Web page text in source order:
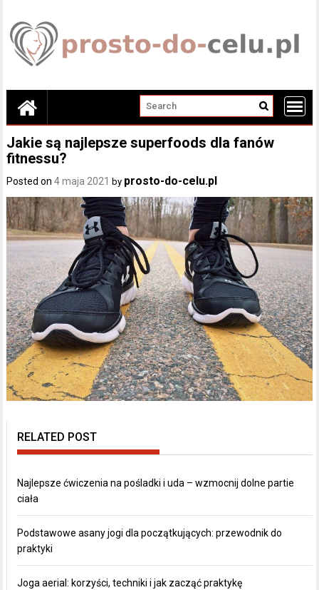
content
Jakie są najlepsze superfoods dla fanów
fitnessu?
Posted on4 maja 2021 by prosto-do-celu.pl
RELATED POST
Najlepsze ćwiczenia na pośladki i uda – wzmocnij dolne partie
ciała
Podstawowe asany jogi dla początkujących: przewodnik do
praktyki
Joga aerial: korzyści, techniki i jak zacząć praktykę